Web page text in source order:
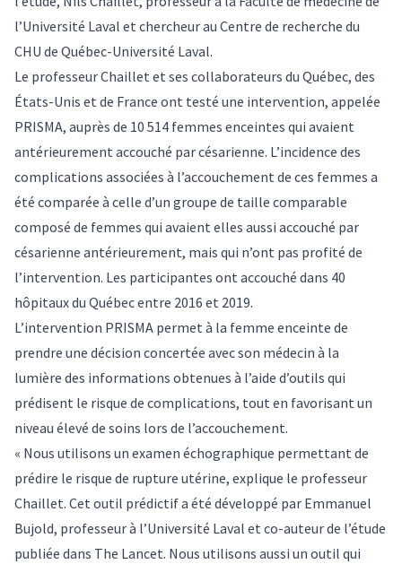
l’Université Laval et chercheur au Centre de recherche du
CHU de Québec-Université Laval.
Le professeur Chaillet et ses collaborateurs du Québec, des
États-Unis et de France ont testé une intervention, appelée
PRISMA, auprès de 10 514 femmes enceintes qui avaient
antérieurement accouché par césarienne. L’incidence des
complications associées à l’accouchement de ces femmes a
été comparée à celle d’un groupe de taille comparable
composé de femmes qui avaient elles aussi accouché par
césarienne antérieurement, mais qui n’ont pas profité de
l’intervention. Les participantes ont accouché dans 40
hôpitaux du Québec entre 2016 et 2019.
L’intervention PRISMA permet à la femme enceinte de
prendre une décision concertée avec son médecin à la
lumière des informations obtenues à l’aide d’outils qui
prédisent le risque de complications, tout en favorisant un
niveau élevé de soins lors de l’accouchement.
« Nous utilisons un examen échographique permettant de
prédire le risque de rupture utérine, explique le professeur
Chaillet. Cet outil prédictif a été développé par Emmanuel
Bujold, professeur à l’Université Laval et co-auteur de l’étude
publiée dans The Lancet. Nous utilisons aussi un outil qui